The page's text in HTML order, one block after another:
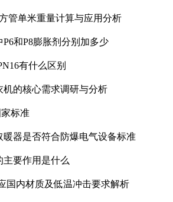
管单米重量计算与应用分析
和P8膨胀剂分别加多少
有什么区别
机的核心需求调研与分析
标准
暖器是否符合防爆电气设备标准
主要作用是什么
国内材质及低温冲击要求解析